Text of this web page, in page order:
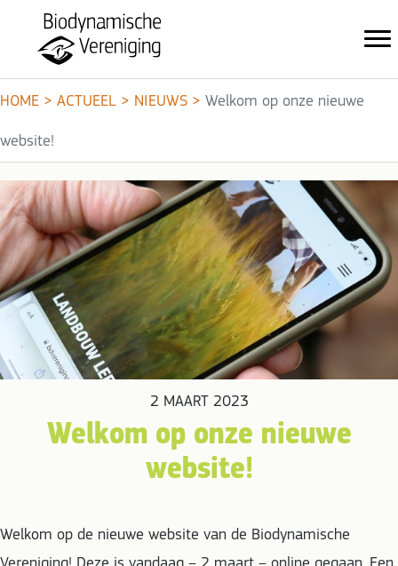
HOME > ACTUEEL > NIEUWS > Welkom op onze nieuwe
website!
2 MAART 2023
Welkom op onze nieuwe
website!
Welkom op de nieuwe website van de Biodynamische